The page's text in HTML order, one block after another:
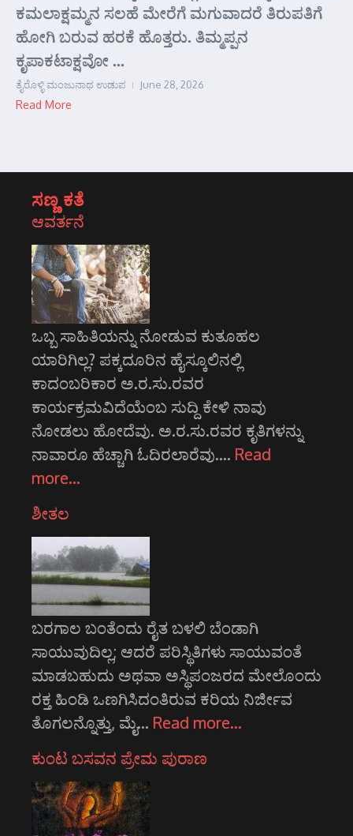
ಕಮಲಾಕ್ಷಮ್ಮನ ಸಲಹೆ ಮೇರೆಗೆ ಮಗುವಾದರೆ ತಿರುಪತಿಗೆ
ಹೋಗಿ ಬರುವ ಹರಕೆ ಹೊತ್ತರು. ತಿಮ್ಮಪ್ಪನ
ಕೃಪಾಕಟಾಕ್ಷವೋ ...
ತೈರೊಳ್ಳಿ ಮಂಜುನಾಥ ಉಡುಪ June 28, 2026
Read More
ಸಣ್ಣ ಕತೆ
ಆವರ್ತನೆ
ಒಬ್ಬ ಸಾಹಿತಿಯನ್ನು ನೋಡುವ ಕುತೂಹಲ
ಯಾರಿಗಿಲ್ಲ? ಪಕ್ಕದೂರಿನ ಹೈಸ್ಕೂಲಿನಲ್ಲಿ
ಕಾದಂಬರಿಕಾರ ಅ.ರ.ಸು.ರವರ
ಕಾರ್ಯಕ್ರಮವಿದೆಯೆಂಬ ಸುದ್ದಿ ಕೇಳಿ ನಾವು
ನೋಡಲು ಹೋದೆವು. ಅ.ರ.ಸು.ರವರ ಕೃತಿಗಳನ್ನು
ನಾವಾರೂ ಹೆಚ್ಚಾಗಿ ಓದಿರಲಾರೆವು.… Read
more…
ಶೀತಲ
ಬರಗಾಲ ಬಂತೆಂದು ರೈತ ಬಳಲಿ ಬೆಂಡಾಗಿ
ಸಾಯುವುದಿಲ್ಲ; ಆದರೆ ಪರಿಸ್ಥಿತಿಗಳು ಸಾಯುವಂತೆ
ಮಾಡಬಹುದು ಅಥವಾ ಅಸ್ಥಿಪಂಜರದ ಮೇಲೊಂದು
ರಕ್ತ ಹಿಂಡಿ ಒಣಗಿಸಿದಂತಿರುವ ಕರಿಯ ನಿರ್ಜೀವ
ತೊಗಲನ್ನೊತ್ತು, ಮೈ… Read more…
ಕುಂಟ ಬಸವನ ಪ್ರೇಮ ಪುರಾಣ